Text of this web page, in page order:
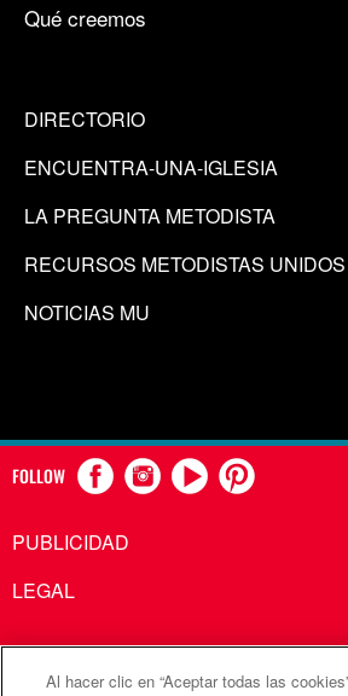
Qué creemos
DIRECTORIO
ENCUENTRA-UNA-IGLESIA
LA PREGUNTA METODISTA
RECURSOS METODISTAS UNIDOS
NOTICIAS MU
FOLLOW
PUBLICIDAD
LEGAL
Al hacer clic en “Aceptar todas las